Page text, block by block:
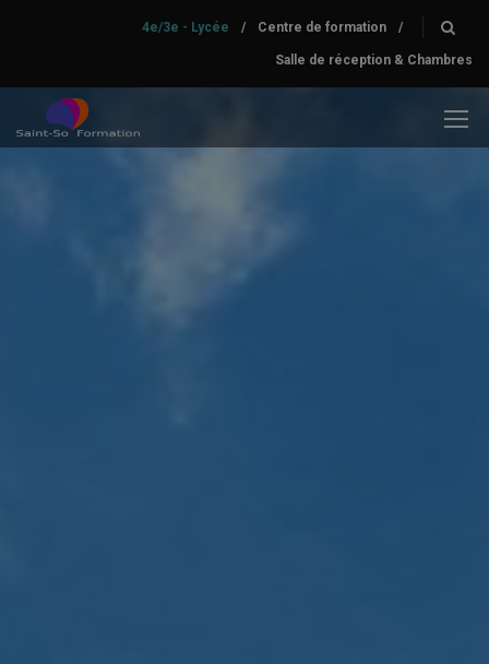
4e/3e - Lycée / Centre de formation /
Salle de réception & Chambres